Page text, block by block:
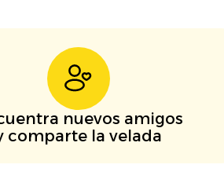
nuevos amigos
comparte la velada